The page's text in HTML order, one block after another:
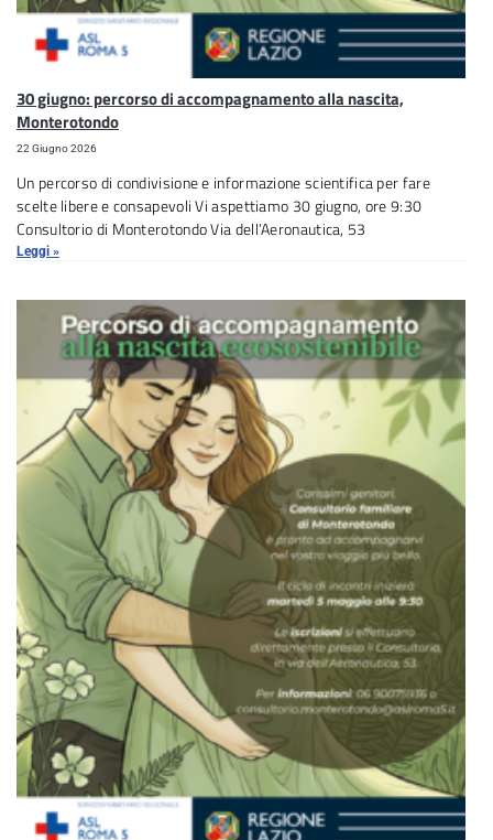
30 giugno: percorso di accompagnamento alla nascita,
Monterotondo
22 Giugno 2026
Un percorso di condivisione e informazione scientifica per fare
scelte libere e consapevoli Vi aspettiamo 30 giugno, ore 9:30
Consultorio di Monterotondo Via dell’Aeronautica, 53
Leggi »